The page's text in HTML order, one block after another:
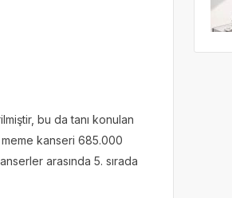
bu da tanı konulan
kanseri 685.000
arasında 5. sırada